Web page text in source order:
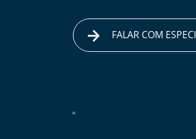
FALAR COM